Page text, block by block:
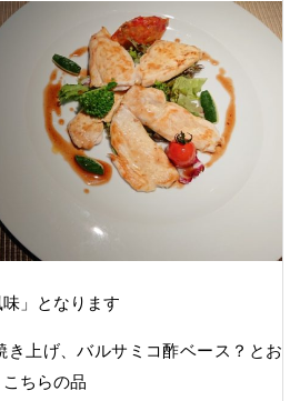
味」となります
き上げ、バルサミコ酢ベース？とお
ちらの品